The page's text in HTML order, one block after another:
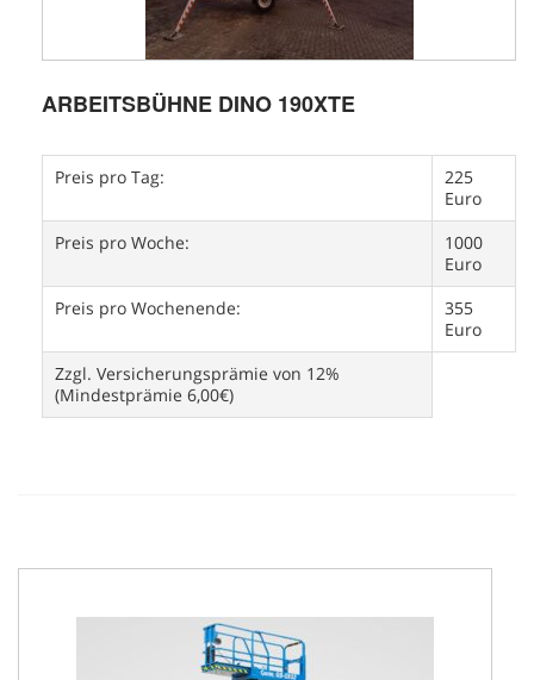
ARBEITSBÜHNE DINO 190XTE
Preis pro Tag:
225
Euro
Preis pro Woche:
1000
Euro
Preis pro Wochenende:
355
Euro
Zzgl. Versicherungsprämie von 12%
(Mindestprämie 6,00€)